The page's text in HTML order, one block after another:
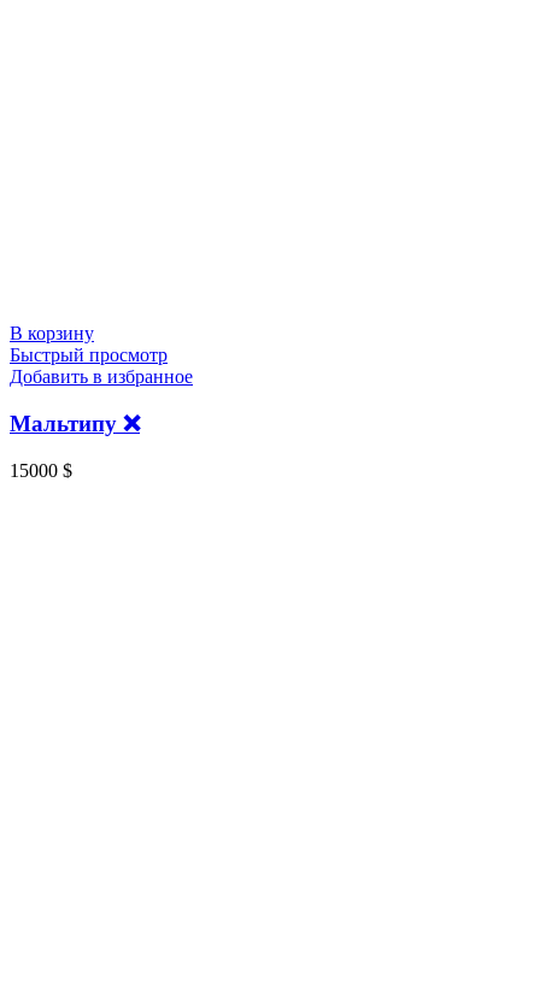
В корзину
Быстрый просмотр
Добавить в избранное
Мальтипу ❌
15000 $